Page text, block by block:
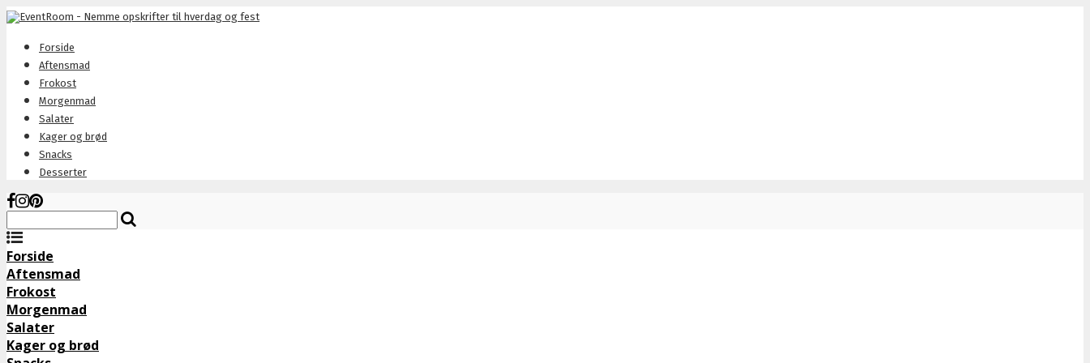
Forside
Aftensmad
Frokost
Morgenmad
Salater
Kager og brød
Snacks
Desserter
Forside
Aftensmad
Frokost
Morgenmad
Salater
Kager og brød